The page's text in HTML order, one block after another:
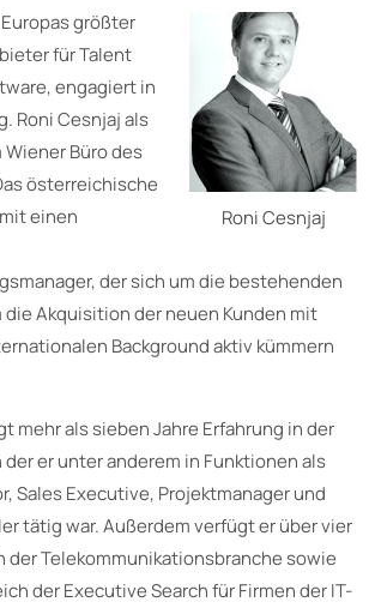
Roni Cesnjaj
größter
für Talent
engagiert in
Roni Cesnjaj als
Wiener Büro des
österreichische
einen
der sich um die bestehenden
Akquisition der neuen Kunden mit
Background aktiv kümmern
mehr als sieben Jahre Erfahrung in der
der er unter anderem in Funktionen als
Sales Executive, Projektmanager und
tätig war. Außerdem verfügt er über vier
der Telekommunikationsbranche sowie
der Executive Search für Firmen der IT-